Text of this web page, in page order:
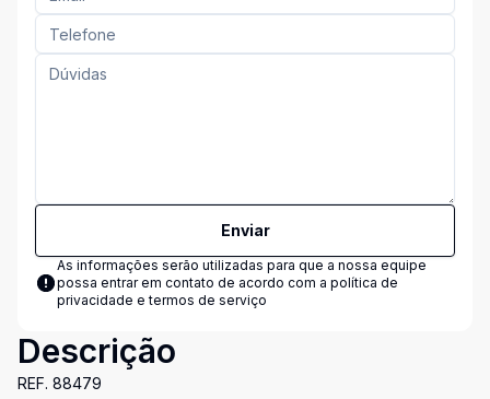
Enviar
As informações serão utilizadas para que a nossa equipe
possa entrar em contato de acordo com a política de
privacidade e termos de serviço
Descrição
REF. 88479